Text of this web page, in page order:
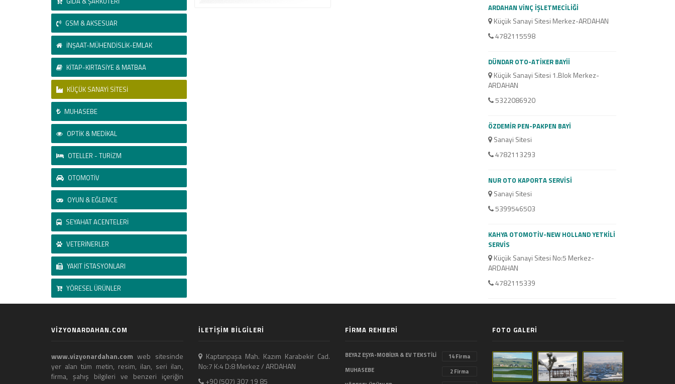
GSM & AKSESUAR
İNŞAAT-MÜHENDİSLİK-EMLAK
KİTAP-KIRTASİYE & MATBAA
KÜÇÜK SANAYİ SİTESİ
MUHASEBE
OPTİK & MEDİKAL
OTELLER - TURİZM
OTOMOTİV
OYUN & EĞLENCE
SEYAHAT ACENTELERİ
VETERİNERLER
YAKIT İSTASYONLARI
YÖRESEL ÜRÜNLER
ARDAHAN VİNÇ İŞLETMECİLİĞİ
Küçük Sanayi Sitesi Merkez-ARDAHAN
4782115598
DÜNDAR OTO-ATİKER BAYİİ
Küçük Sanayi Sitesi 1.Blok Merkez-
ARDAHAN
5322086920
ÖZDEMİR PEN-PAKPEN BAYİ
Sanayi Sitesi
4782113293
NUR OTO KAPORTA SERVİSİ
Sanayi Sitesi
5399546503
KAHYA OTOMOTİV-NEW HOLLAND YETKİLİ
SERVİS
Küçük Sanayi Sitesi No:5 Merkez-
ARDAHAN
4782115339
VİZYONARDAHAN.COM
www.vizyonardahan.com web sitesinde
yer alan tüm metin, resim, ilan, seri ilan,
firma, şahış bilgileri ve benzeri içeriğin
İLETİŞİM BİLGİLERİ
Kaptanpaşa Mah. Kazım Karabekir Cad.
No:7 K:4 D:8 Merkez / ARDAHAN
+90 (507) 307 19 85
FİRMA REHBERİ
BEYAZ EŞYA-MOBİLYA & EV TEKSTİLİ
14 Firma
MUHASEBE
2 Firma
FOTO GALERİ